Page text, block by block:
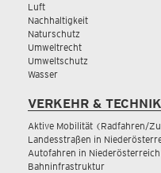
Luft
Nachhaltigkeit
Naturschutz
Umweltrecht
Umweltschutz
Wasser
VERKEHR & TECHNIK
Aktive Mobilität (Radfahren/
Landesstraßen in
Autofahren in Niederösterreich
Bahninfrastruktur